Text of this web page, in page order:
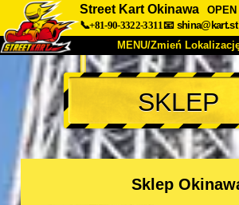
Street Kart Okinawa
OPEN
📞+81-90-3322-3311📧 shina@kart.st
MENU/Zmień
TOP
O nas Specyfikacja
Dojazd Opinie
Firma
Zmień Lokalizację
SKLEP
Sklep